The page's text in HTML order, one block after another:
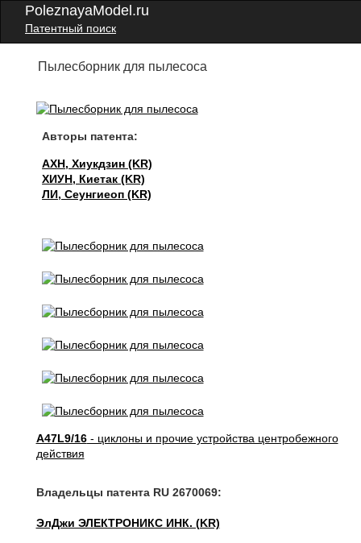
PoleznayaModel.ru
Патентный поиск
Пылесборник для пылесоса
Авторы патента:
АХН, Хиукдзин (KR)
ХИУН, Киетак (KR)
ЛИ, Сеунгиеоп (KR)
A47L9/16- циклоны и прочие устройства центробежного
действия
Владельцы патента RU 2670069:
ЭлДжи ЭЛЕКТРОНИКС ИНК. (KR)